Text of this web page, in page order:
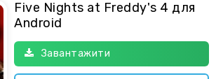
Five Nights at Freddy's 4 для
Android
Завантажити